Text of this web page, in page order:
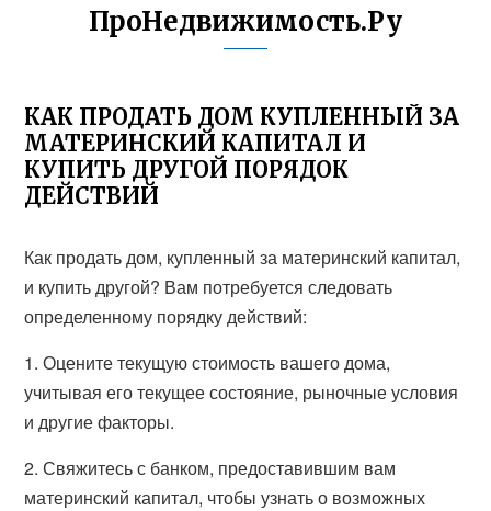
ПроНедвижимость.Ру
КАК ПРОДАТЬ ДОМ КУПЛЕННЫЙ ЗА
МАТЕРИНСКИЙ КАПИТАЛ И
КУПИТЬ ДРУГОЙ ПОРЯДОК
ДЕЙСТВИЙ
Как продать дом, купленный за материнский капитал,
и купить другой? Вам потребуется следовать
определенному порядку действий:
1. Оцените текущую стоимость вашего дома,
учитывая его текущее состояние, рыночные условия
и другие факторы.
2. Свяжитесь с банком, предоставившим вам
материнский капитал, чтобы узнать о возможных